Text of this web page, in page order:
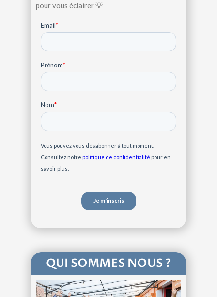
pour vous éclairer 💡
QUI SOMMES NOUS ?